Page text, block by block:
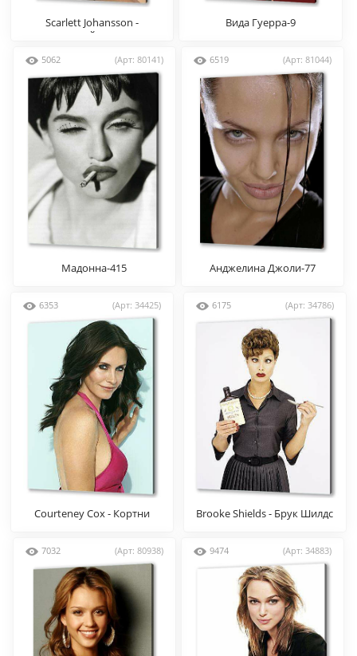
Scarlett Johansson -
Скарлетт Йоханссон
Вида Гуерра-9
5062 (Арт: 80141)
Мадонна-415
6519 (Арт: 81044)
Анджелина Джоли-77
6353 (Арт: 34425)
Courteney Cox - Кортни
6175 (Арт: 34786)
Brooke Shields - Брук Шилдс
7032 (Арт: 80938) 9474 (Арт: 34883)